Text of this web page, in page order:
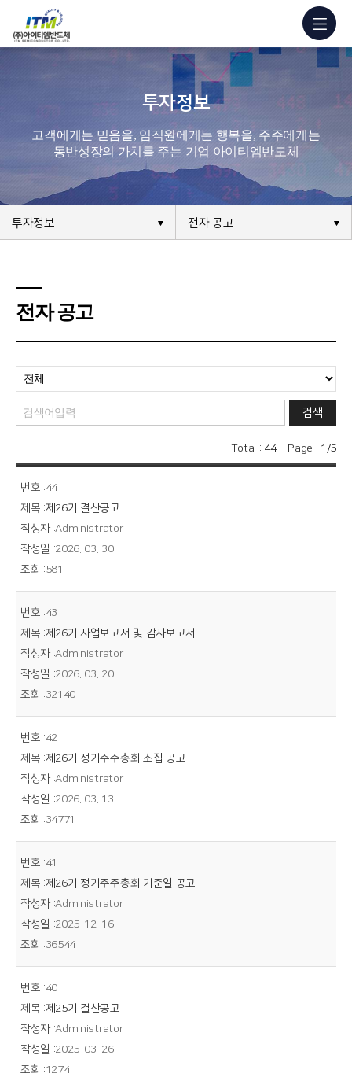
투자정보
고객에게는 믿음을, 임직원에게는 행복을, 주주에게는
동반성장의 가치를 주는 기업 아이티엠반도체
투자정보 전자 공고
전자 공고
검색
Total : 44Page : 1/5
44
제26기 결산공고
Administrator
2026. 03. 30
581
43
제26기 사업보고서 및 감사보고서
Administrator
2026. 03. 20
32140
42
제26기 정기주주총회 소집 공고
Administrator
2026. 03. 13
34771
41
제26기 정기주주총회 기준일 공고
Administrator
2025. 12. 16
36544
40
제25기 결산공고
Administrator
2025. 03. 26
1274